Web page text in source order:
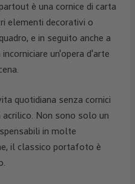
è una cornice di carta
elementi decorativi o
e in seguito anche a
un'opera d'arte
quotidiana senza cornici
Non sono solo un
in molte
il classico portafoto è